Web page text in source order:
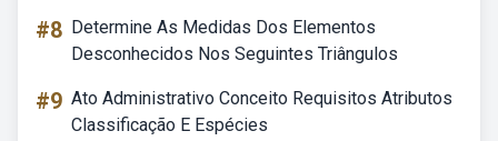
#8 Determine As Medidas Dos Elementos
Desconhecidos Nos Seguintes Triângulos
#9 Ato Administrativo Conceito Requisitos Atributos
Classificação E Espécies